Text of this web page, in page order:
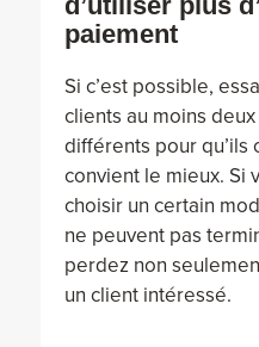
paiement
Si c’est possible,
clients au moins
différents pour qu’ils
convient le mieux. Si
choisir un certain
ne peuvent pas
perdez non
un client intéressé.